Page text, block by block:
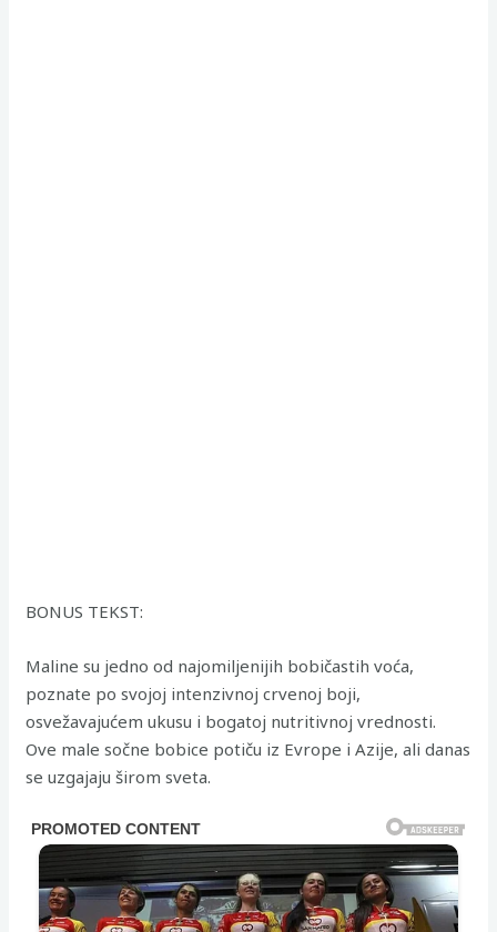
BONUS TEKST:
Maline su jedno od najomiljenijih bobičastih voća,
poznate po svojoj intenzivnoj crvenoj boji,
osvežavajućem ukusu i bogatoj nutritivnoj vrednosti.
Ove male sočne bobice potiču iz Evrope i Azije, ali danas
se uzgajaju širom sveta.